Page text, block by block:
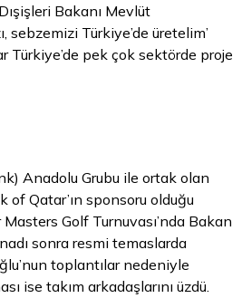
Bakanı Mevlüt
sebzemizi Türkiye’de üretelim’
Türkiye’de pek çok sektörde proje
Anadolu Grubu ile ortak olan
of Qatar’ın sponsoru olduğu
Golf Turnuvası’nda Bakan
sonra resmi temaslarda
toplantılar nedeniyle
ise takım arkadaşlarını üzdü.